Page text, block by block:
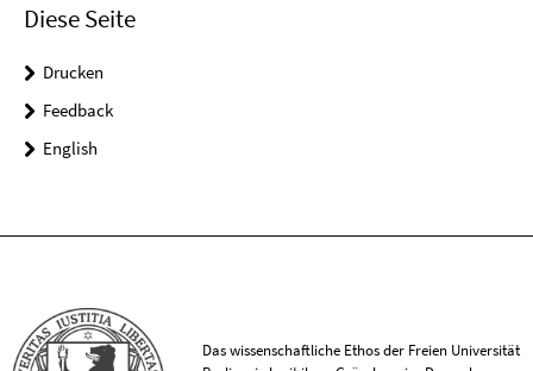
Diese Seite
Drucken
Feedback
English
Das wissenschaftliche Ethos der Freien Universität